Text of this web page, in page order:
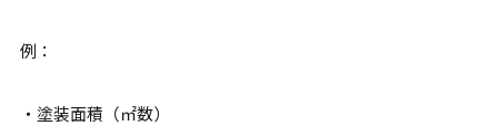
例：
・塗装面積（㎡数）